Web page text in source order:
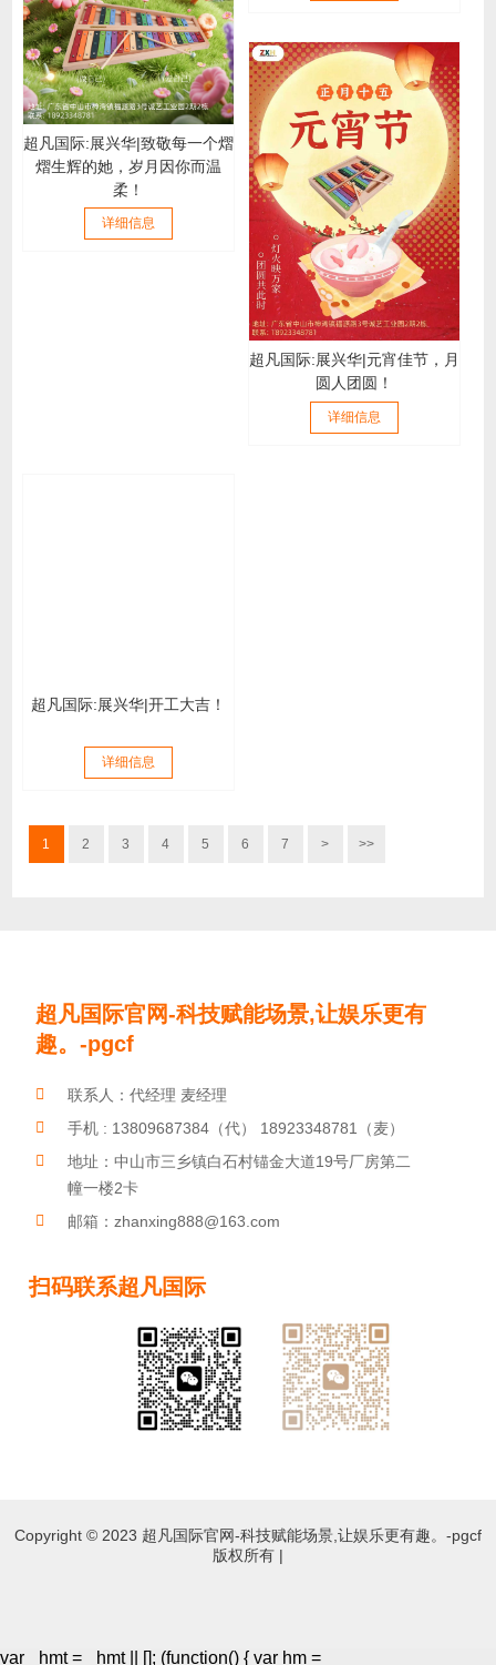
超凡国际:展兴华|致敬每一个熠
熠生辉的她，岁月因你而温
柔！
详细信息
超凡国际:展兴华|元宵佳节，月
圆人团圆！
详细信息
超凡国际:展兴华|开工大吉！
1 2 3 4 5 6 7 > >>
超凡国际官网-科技赋能场景,让娱乐更有
趣。-pgcf
手机 : 13809687384（代） 18923348781（麦）
地址：中山市三乡镇白石村锚金大道19号厂房第二
幢一楼2卡
邮箱：zhanxing888@163.com